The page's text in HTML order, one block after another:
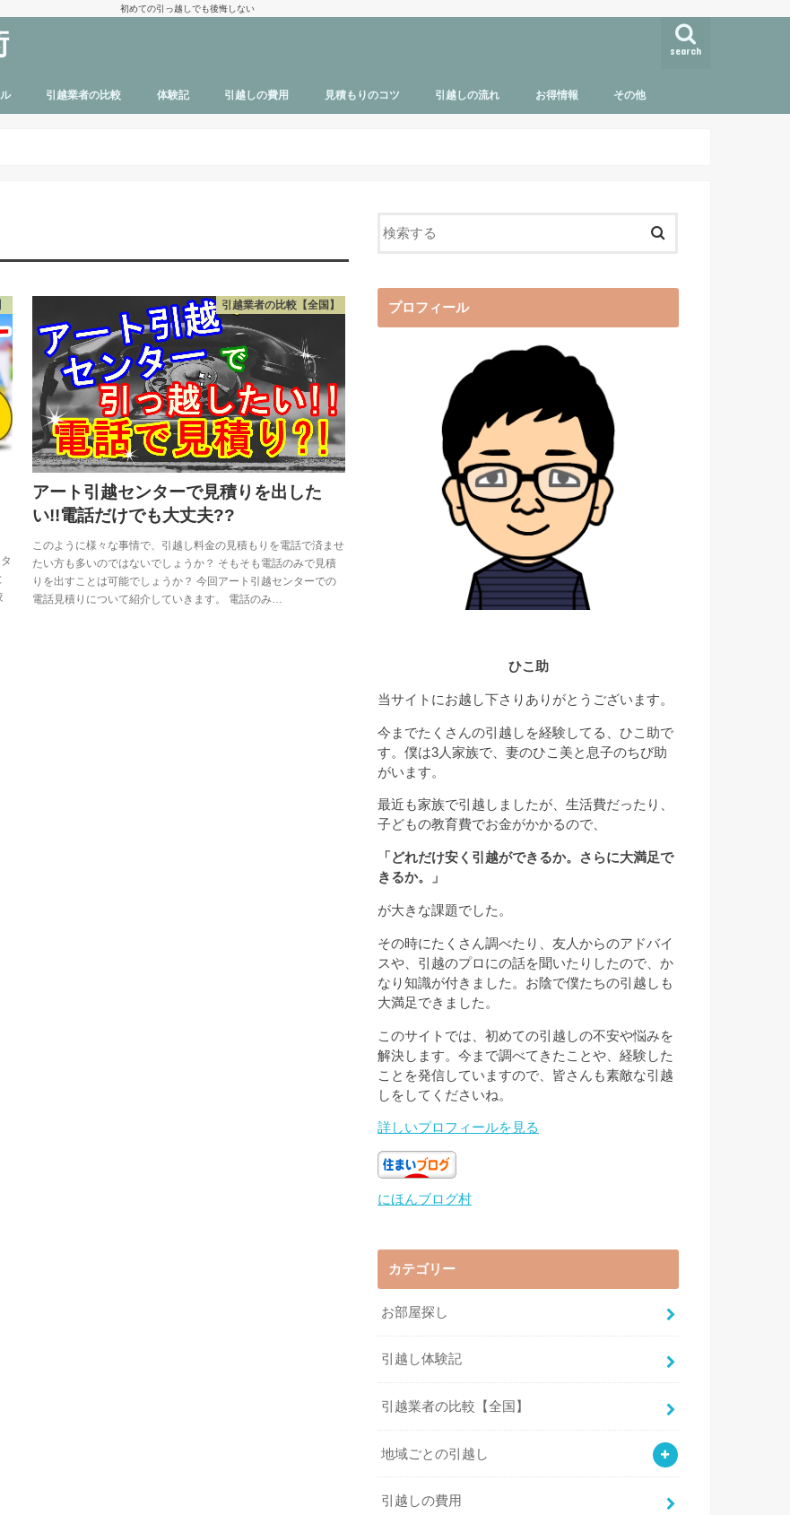
初めての引っ越しでも後悔しない
search
引越業者の比較 体験記 引越しの費用 見積もりのコツ 引越しの流れ お得情報 その他
引越業者の比較【全国】
アート引越センターで見積りを出した
い!!電話だけでも大丈夫??
このように様々な事情で、引越し料金の見積もりを電話で済ませ
たい方も多いのではないでしょうか？ そもそも電話のみで見積
りを出すことは可能でしょうか？ 今回アート引越センターでの
電話見積りについて紹介していきます。 電話のみ…
プロフィール
ひこ助
当サイトにお越し下さりありがとうございます。
今までたくさんの引越しを経験してる、ひこ助で
す。僕は3人家族で、妻のひこ美と息子のちび助
がいます。
最近も家族で引越しましたが、生活費だったり、
子どもの教育費でお金がかかるので、
「どれだけ安く引越ができるか。さらに大満足で
きるか。」
が大きな課題でした。
その時にたくさん調べたり、友人からのアドバイ
スや、引越のプロにの話を聞いたりしたので、か
なり知識が付きました。お陰で僕たちの引越しも
大満足できました。
このサイトでは、初めての引越しの不安や悩みを
解決します。今まで調べてきたことや、経験した
ことを発信していますので、皆さんも素敵な引越
しをしてくださいね。
詳しいプロフィールを見る
にほんブログ村
カテゴリー
お部屋探し
引越し体験記
引越業者の比較【全国】
地域ごとの引越し
引越しの費用